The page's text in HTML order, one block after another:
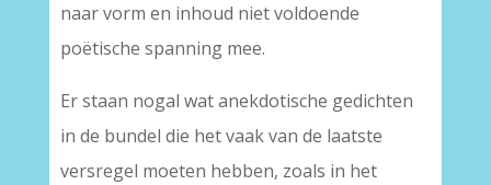
naar vorm en inhoud niet voldoende
poëtische spanning mee.
Er staan nogal wat anekdotische gedichten
in de bundel die het vaak van de laatste
versregel moeten hebben, zoals in het